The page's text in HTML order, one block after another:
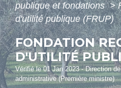
publique et fondations>
d'utilité publique (FRUP)
FONDATION
D'UTILITÉ
Vérifié le 01 Jan 2023 - Direction
administrative (Première ministre)